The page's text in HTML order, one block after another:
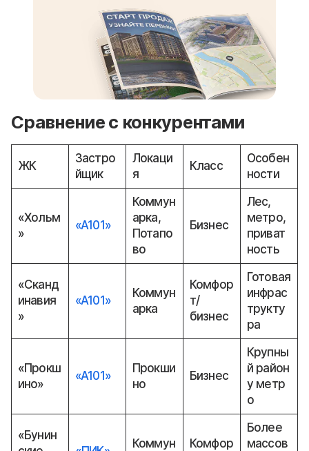
Сравнение с конкурентами
ЖК
Застро
йщик
Локаци
я
Класс
Особен
ности
«Хольм
»
«А101»
Коммун
арка,
Потапо
во
Бизнес
Лес,
метро,
приват
ность
«Сканд
инавия
»
«А101»
Коммун
арка
Комфор
т/
бизнес
Готовая
инфрас
трукту
ра
«Прокш
ино»
«А101»
Прокши
но
Бизнес
Крупны
й район
у метр
о
«Бунин
Коммун
Комфор
Более
массов